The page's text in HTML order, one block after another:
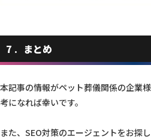
7 まとめ
本記事の情報がペット葬儀関係の企業
考になれば幸いです。
また、SEO対策のエージェントをお探